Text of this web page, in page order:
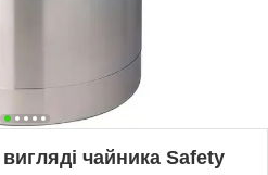
чайника Safety